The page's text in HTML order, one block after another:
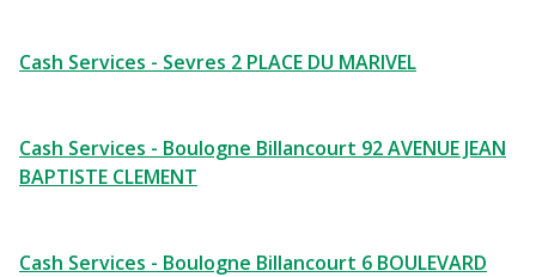
Cash Services - Sevres 2 PLACE DU MARIVEL
Cash Services - Boulogne Billancourt 92 AVENUE JEAN
BAPTISTE CLEMENT
Cash Services - Boulogne Billancourt 6 BOULEVARD